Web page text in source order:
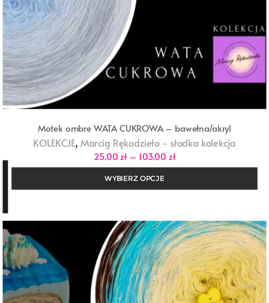
Motek ombre WATA CUKROWA – bawełna/akryl
KOLEKCJE, Marcig Rękodzieło - słodka kolekcja
25,00 zł – 103,00 złZakres
cen:
do
WYBIERZ OPCJE